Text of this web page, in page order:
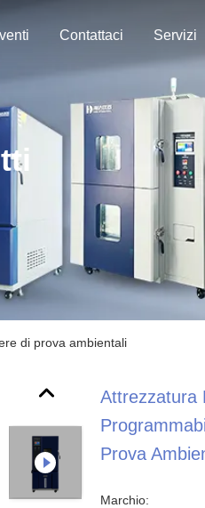
Contattaci Servizi
di prova ambientali
Attrezzatura
Prova
Marchio: